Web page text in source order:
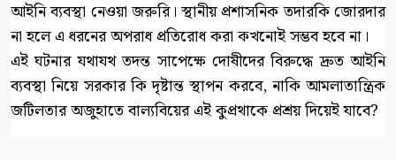
আইনি ব্যবস্থা নেওয়া জরুরি। স্থানীয় প্রশাসনিক তদারকি জোরদার
না হলে এ ধরনের অপরাধ প্রতিরোধ করা কখনোই সম্ভব হবে না।
এই ঘটনার যথাযথ তদন্ত সাপেক্ষে দোষীদের বিরুদ্ধে দ্রুত আইনি
ব্যবস্থা নিয়ে সরকার কি দৃষ্টান্ত স্থাপন করবে, নাকি আমলাতান্ত্রিক
জটিলতার অজুহাতে বাল্যবিয়ের এই কুপ্রথাকে প্রশ্রয় দিয়েই যাবে?